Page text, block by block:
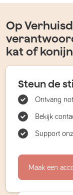
Op
kat of konijn
Steun de
Ontvang
Bekijk
Support
Maak een